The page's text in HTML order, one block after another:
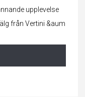
upplevelse
från Vertini &aum